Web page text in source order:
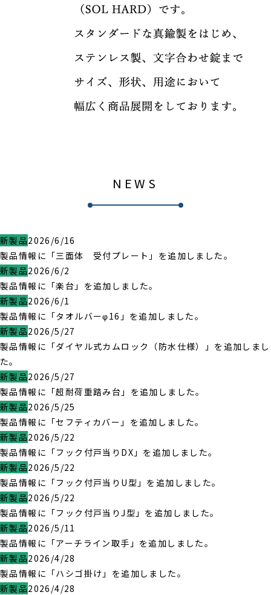
NEWS
新製品2026/6/16
製品情報に「三面体 受付プレート」を追加しました。
新製品2026/6/2
製品情報に「楽台」を追加しました。
新製品2026/6/1
製品情報に「タオルバーφ16」を追加しました。
新製品2026/5/27
製品情報に「ダイヤル式カムロック（防水仕様）」を追加しまし
た。
新製品2026/5/27
製品情報に「超耐荷重踏み台」を追加しました。
新製品2026/5/25
製品情報に「セフティカバー」を追加しました。
新製品2026/5/22
製品情報に「フック付戸当りDX」を追加しました。
新製品2026/5/22
製品情報に「フック付戸当りU型」を追加しました。
新製品2026/5/22
製品情報に「フック付戸当りJ型」を追加しました。
新製品2026/5/11
製品情報に「アーチライン取手」を追加しました。
新製品2026/4/28
製品情報に「ハシゴ掛け」を追加しました。
新製品2026/4/28